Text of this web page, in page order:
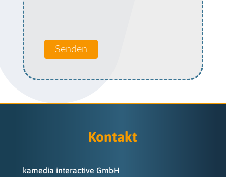
Senden
Kontakt
kamedia interactive GmbH